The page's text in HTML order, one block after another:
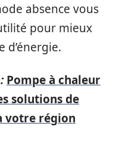
absence vous
pour mieux
Pompe à chaleur
solutions de
votre région